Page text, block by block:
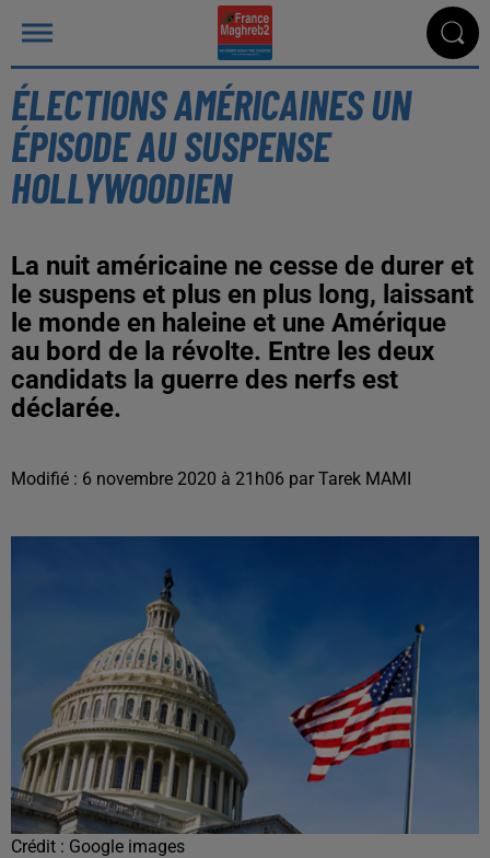
ÉLECTIONS AMÉRICAINES UN
ÉPISODE AU SUSPENSE
HOLLYWOODIEN
La nuit américaine ne cesse de durer et
le suspens et plus en plus long, laissant
le monde en haleine et une Amérique
au bord de la révolte. Entre les deux
candidats la guerre des nerfs est
déclarée.
Modifié : 6 novembre 2020 à 21h06 par Tarek MAMI
Crédit : Google images